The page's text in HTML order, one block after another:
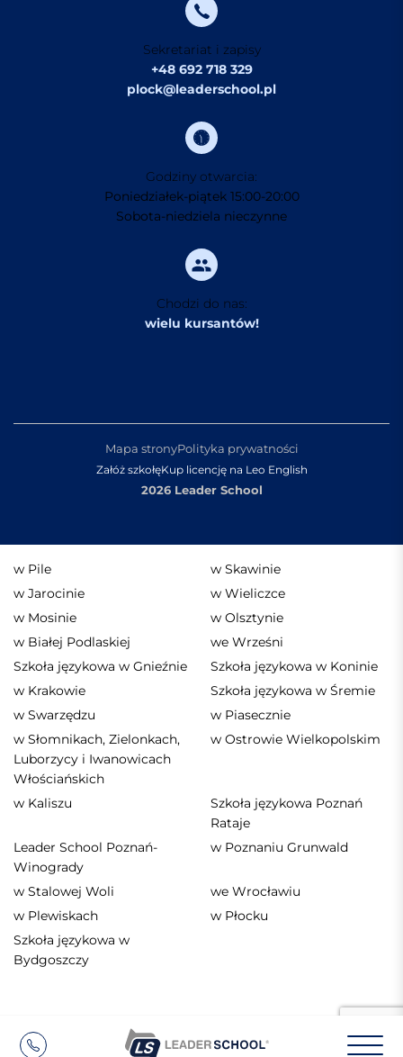
Sekretariat i zapisy
+48 692 718 329
plock@leaderschool.pl
Godziny otwarcia:
Poniedziałek-piątek 15:00-20:00
Sobota-niedziela nieczynne
Chodzi do nas:
wielu kursantów!
2026 Leader School
Załóż szkołęKup licencję na Leo English
Mapa stronyPolityka prywatności
w Pile
w Skawinie
w Jarocinie
w Wieliczce
w Mosinie
w Olsztynie
w Białej Podlaskiej
we Wrześni
Szkoła językowa w Gnieźnie
Szkoła językowa w Koninie
w Krakowie
Szkoła językowa w Śremie
w Swarzędzu
w Piasecznie
w Słomnikach, Zielonkach,
Luborzycy i Iwanowicach
Włościańskich
w Ostrowie Wielkopolskim
w Kaliszu
Szkoła językowa Poznań
Rataje
Leader School Poznań-
Winogrady
w Poznaniu Grunwald
w Stalowej Woli
we Wrocławiu
w Plewiskach
w Płocku
Szkoła językowa w
Bydgoszczy